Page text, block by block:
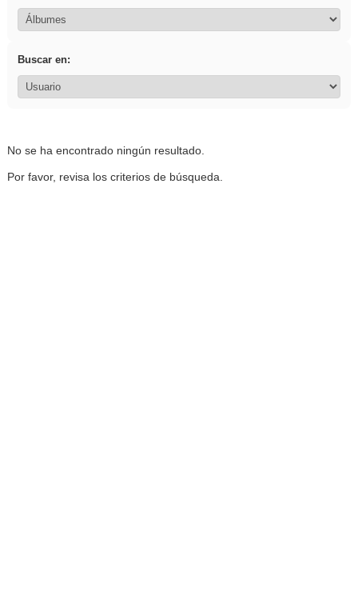
Buscar en:
No se ha encontrado ningún resultado.
Por favor, revisa los criterios de búsqueda.